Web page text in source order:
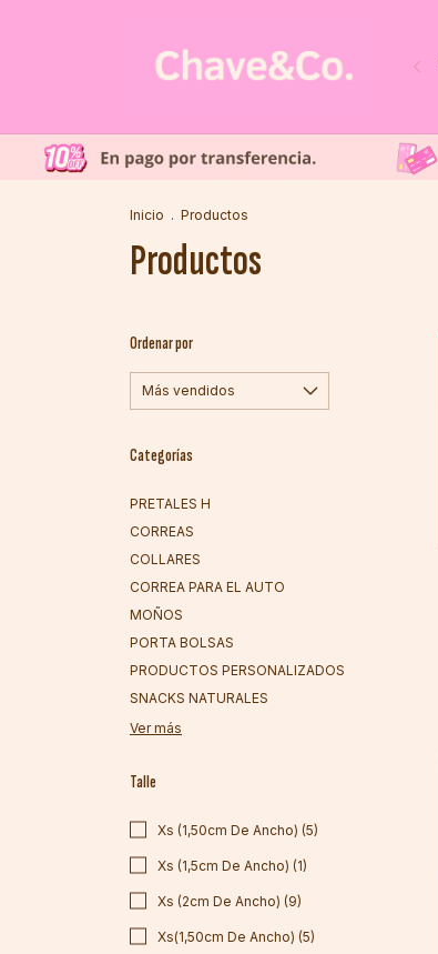
Inicio . Productos
Productos
Ordenar por
Categorías
PRETALES H
CORREAS
COLLARES
CORREA PARA EL AUTO
MOÑOS
PORTA BOLSAS
PRODUCTOS PERSONALIZADOS
SNACKS NATURALES
Ver más
Talle
Xs (1,50cm De Ancho) (5)
Xs (1,5cm De Ancho) (1)
Xs (2cm De Ancho) (9)
Xs(1,50cm De Ancho) (5)